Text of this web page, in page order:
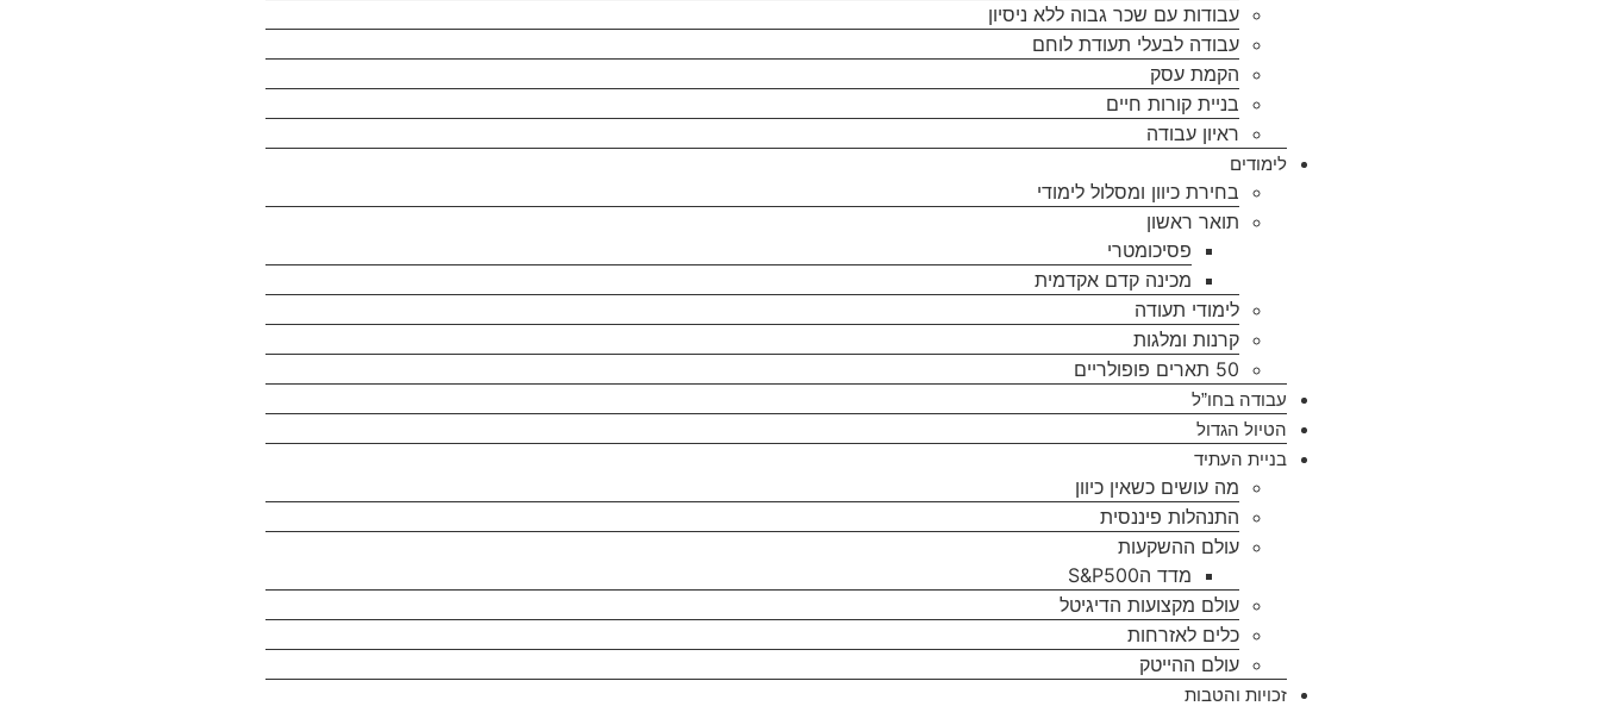
עבודות עם שכר גבוה ללא ניסיון
עבודה לבעלי תעודת לוחם
הקמת עסק
בניית קורות חיים
ראיון עבודה
לימודים
בחירת כיוון ומסלול לימודי
תואר ראשון
פסיכומטרי
מכינה קדם אקדמית
לימודי תעודה
קרנות ומלגות
50 תארים פופולריים
עבודה בחו”ל
הטיול הגדול
בניית העתיד
מה עושים כשאין כיוון
התנהלות פיננסית
עולם ההשקעות
מדד הS&P500
עולם מקצועות הדיגיטל
כלים לאזרחות
עולם ההייטק
זכויות והטבות